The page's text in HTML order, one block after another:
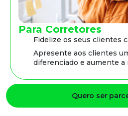
Para Corretores
Fidelize os seus clientes
Apresente aos clientes
diferenciado e aumente a
Quero ser